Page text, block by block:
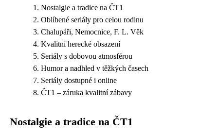
Nostalgie a tradice na ČT1
Oblíbené seriály pro celou rodinu
Chalupáři, Nemocnice, F. L. Věk
Kvalitní herecké obsazení
Seriály s dobovou atmosférou
Humor a nadhled v těžkých časech
Seriály dostupné i online
ČT1 – záruka kvalitní zábavy
Nostalgie a tradice na ČT1